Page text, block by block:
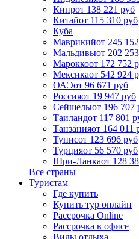
Кипрот 138 221 руб
Китайот 115 310 руб
Куба
Маврикийот 245
Мальдивыот 202
Мароккоот 172 752
Мексикаот 542 924
ОАЭот 96 671 руб
Россияот 19 947 руб
Сейшелыот 196 707
Таиландот 117 801
Танзанияот 164 011
Тунисот 123 696 руб
Турцияот 56 570 руб
Шри-Ланкаот 128
Все страны
Туристам
Где купить
Купить тур онлайн
Рассрочка Online
Рассрочка в офисе
Виды отдыха